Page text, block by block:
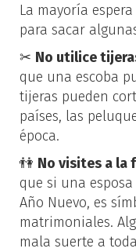
La mayoría
para sacar
✂ No utilice
que una escoba
tijeras pueden
países, las
época.
👫 No visites a la
que si una
Año Nuevo, es
matrimoniales.
mala suerte a